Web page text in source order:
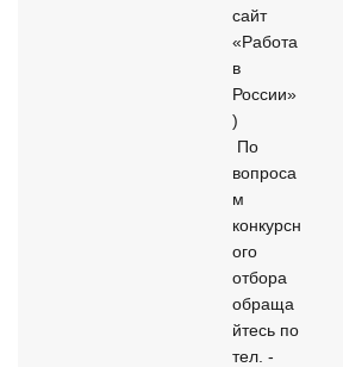
сайт
«Работа
в
России»
)
вопроса
м
конкурсн
ого
отбора
обраща
йтесь по
тел. -